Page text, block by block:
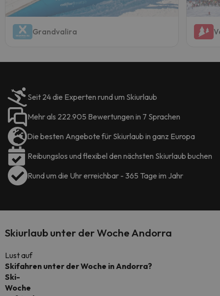
Grandvalira
Seit 24 die Experten rund um Skiurlaub
Mehr als 222.905 Bewertungen in 7 Sprachen
Die besten Angebote für Skiurlaub in ganz Europa
Reibungslos und flexibel den nächsten Skiurlaub buchen
Rund um die Uhr erreichbar - 365 Tage im Jahr
Skiurlaub unter der Woche Andorra
Lust auf
Skifahren unter der Woche in Andorra?
Ski-
Woche